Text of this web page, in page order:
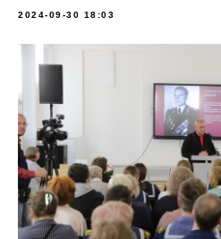
2024-09-30 18:03